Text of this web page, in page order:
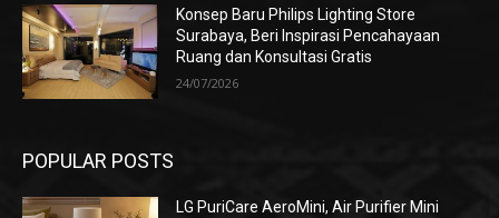
Konsep Baru Philips Lighting Store
Surabaya, Beri Inspirasi Pencahayaan
Ruang dan Konsultasi Gratis
24/07/2026
POPULAR POSTS
LG PuriCare AeroMini, Air Purifier Mini